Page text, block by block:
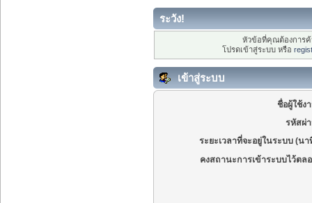
ระวัง!
หัวข้อที่คุณต้องการ
โปรดเข้าสู่ระบบ หรือ
เข้าสู่ระบบ
ชื่อผู้ใช้ง
รหัสผ่
ระยะเวลาที่จะอยู่ในระบบ (นา
คงสถานะการเข้าระบบไว้ตล